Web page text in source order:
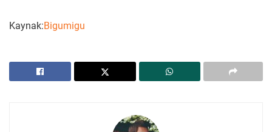
Kaynak:Bigumigu